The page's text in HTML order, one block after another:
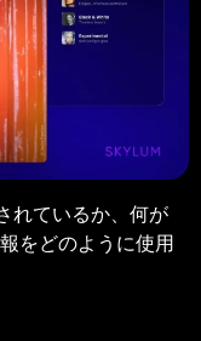
れているか、何が
をどのように使用